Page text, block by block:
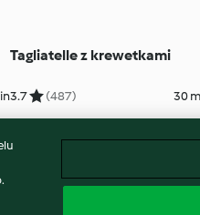
Tagliatelle z krewetkami
3.7 (487) 30